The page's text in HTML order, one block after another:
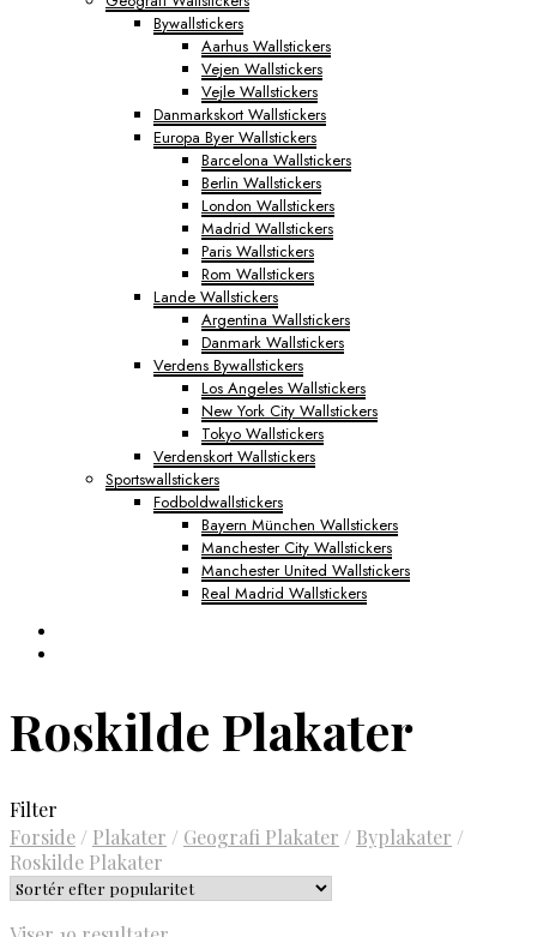
Bywallstickers
Aarhus Wallstickers
Vejen Wallstickers
Vejle Wallstickers
Danmarkskort Wallstickers
Europa Byer Wallstickers
Barcelona Wallstickers
Berlin Wallstickers
London Wallstickers
Madrid Wallstickers
Paris Wallstickers
Rom Wallstickers
Lande Wallstickers
Argentina Wallstickers
Danmark Wallstickers
Verdens Bywallstickers
Los Angeles Wallstickers
New York City Wallstickers
Tokyo Wallstickers
Verdenskort Wallstickers
Sportswallstickers
Fodboldwallstickers
Bayern München Wallstickers
Manchester City Wallstickers
Manchester United Wallstickers
Real Madrid Wallstickers
Roskilde Plakater
Filter
Forside / Plakater / Geografi Plakater / Byplakater /
Roskilde Plakater